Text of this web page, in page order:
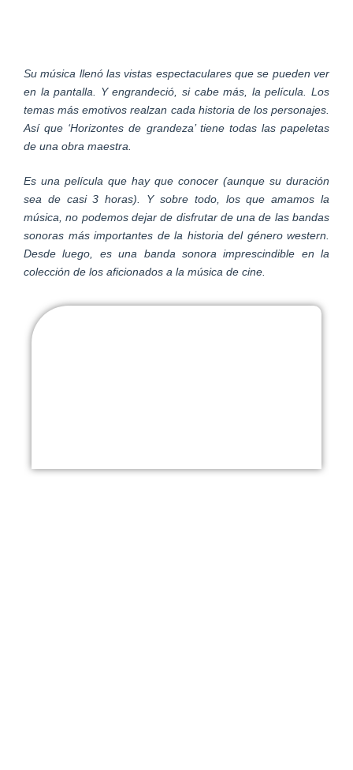
Su música llenó las vistas espectaculares que se pueden ver
en la pantalla. Y engrandeció, si cabe más, la película. Los
temas más emotivos realzan cada historia de los personajes.
Así que ‘Horizontes de grandeza’ tiene todas las papeletas
de una obra maestra.
Es una película que hay que conocer (aunque su duración
sea de casi 3 horas). Y sobre todo, los que amamos la
música, no podemos dejar de disfrutar de una de las bandas
sonoras más importantes de la historia del género western.
Desde luego, es una banda sonora imprescindible en la
colección de los aficionados a la música de cine.